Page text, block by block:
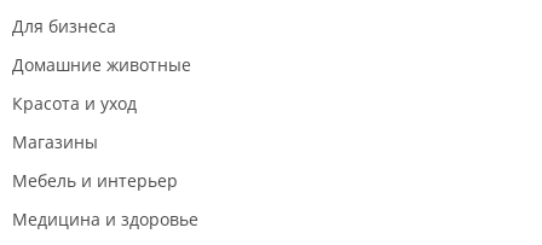
Для бизнеса
Домашние животные
Красота и уход
Магазины
Мебель и интерьер
Медицина и здоровье